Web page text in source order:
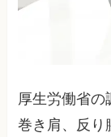
厚生労働省の
巻き肩、反り